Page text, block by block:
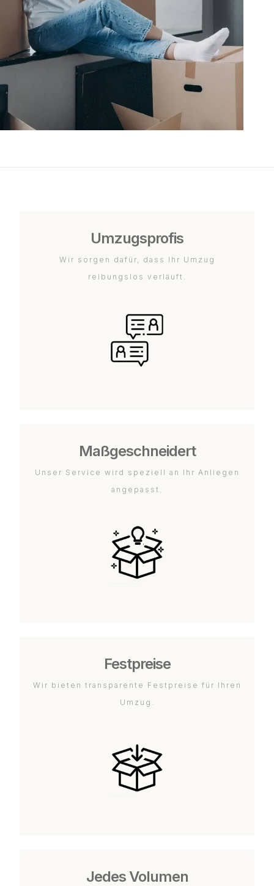
Umzugsprofis
Wir sorgen dafür, dass Ihr Umzug
reibungslos verläuft.
Maßgeschneidert
Unser Service wird speziell an Ihr Anliegen
angepasst.
Festpreise
Wir bieten transparente Festpreise für Ihren
Umzug.
Jedes Volumen